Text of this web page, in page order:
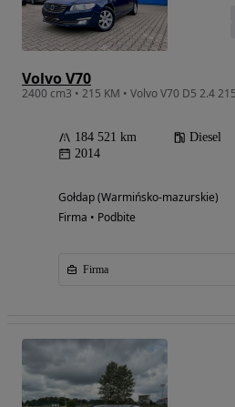
Volvo V70
184 521 km Diesel
2014
Gołdap (Warmińsko-mazurskie)
Firma • Podbite
Firma